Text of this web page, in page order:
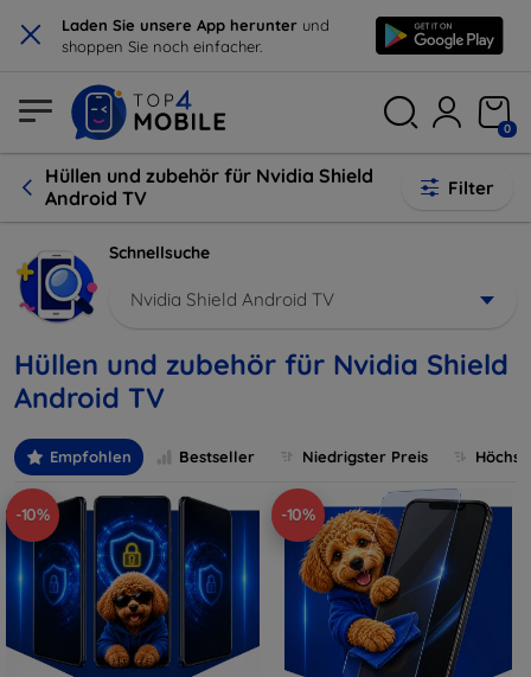
× Laden Sie unsere App herunter und
shoppen Sie noch einfacher.
0
Hüllen und zubehör für Nvidia Shield
Android TV
Filter
Schnellsuche
Nvidia Shield Android TV
Hüllen und zubehör für Nvidia Shield
Android TV
Empfohlen Bestseller Niedrigster Preis
-10% -10%